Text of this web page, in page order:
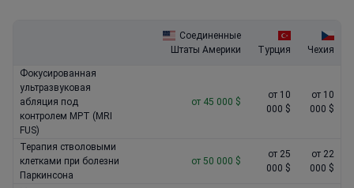
: 300 $ – 400 $Соединенные
Штаты Америки
Турция Чехия
Фокусированная
ультразвуковая
абляция под
контролем МРТ (MRI
FUS)
от 45 000 $
от 10
000 $
от 10
000 $
Терапия стволовыми
клетками при болезни
Паркинсона
от 50 000 $
от 25
000 $
от 22
000 $